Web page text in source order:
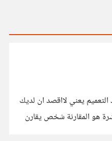
يعني لااقصد ان لديك
هكذا والحل من لا يوافق فلينتقد لارى وجهت نظركم 1- اكثر المشاكل المنتشرة هو المقارنة شخص يقارن